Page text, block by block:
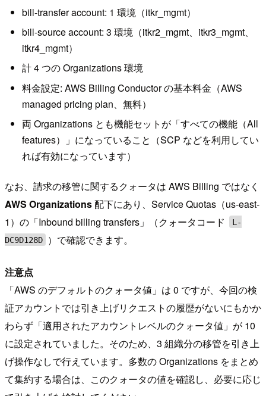
bill-transfer account: 1 環境（itkr_mgmt）
bill-source account: 3 環境（itkr2_mgmt、itkr3_mgmt、
itkr4_mgmt）
計 4 つの Organizations 環境
料金設定: AWS Billing Conductor の基本料金（AWS
managed pricing plan、無料）
両 Organizations とも機能セットが「すべての機能（All
features）」になっていること（SCP などを利用してい
れば有効になっています）
なお、請求の移管に関するクォータは AWS Billing ではなく
AWS Organizations配下にあり、Service Quotas（us-east-
1）の「Inbound billing transfers」（クォータコード
L-
DC9D128D
）で確認できます。
注意点
「AWS のデフォルトのクォータ値」は 0 ですが、今回の検
証アカウントでは引き上げリクエストの履歴がないにもかか
わらず「適用されたアカウントレベルのクォータ値」が 10
に設定されていました。そのため、3 組織分の移管を引き上
げ操作なしで行えています。多数の Organizations をまとめ
て集約する場合は、このクォータの値を確認し、必要に応じ